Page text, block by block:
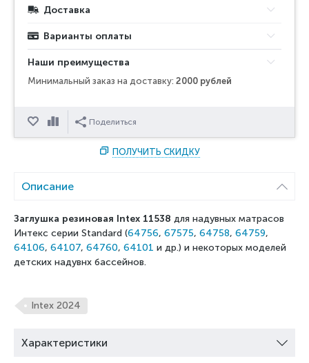
Доставка
Варианты оплаты
Наши преимущества
Минимальный заказ на доставку: 2000 рублей
ОтложитьСравнитьПоделиться
ПОЛУЧИТЬ СКИДКУ
Описание
Заглушка резиновая Intex 11538 для надувных матрасов
Интекс серии Standard (64756, 67575, 64758, 64759,
64106, 64107, 64760, 64101 и др.) и некоторых моделей
детских надувнх бассейнов.
Intex 2024
Характеристики